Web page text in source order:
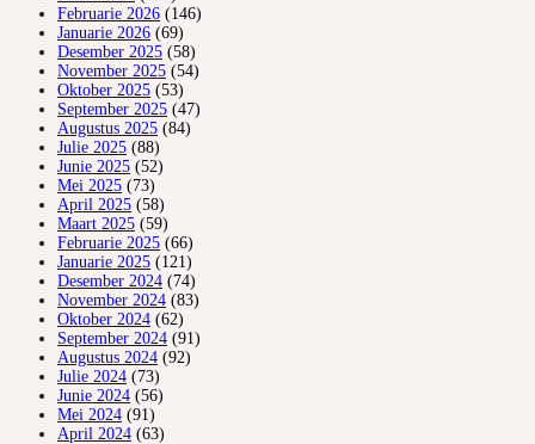
Februarie 2026 (146)
Januarie 2026 (69)
Desember 2025 (58)
November 2025 (54)
Oktober 2025 (53)
September 2025 (47)
Augustus 2025 (84)
Julie 2025 (88)
Junie 2025 (52)
Mei 2025 (73)
April 2025 (58)
Maart 2025 (59)
Februarie 2025 (66)
Januarie 2025 (121)
Desember 2024 (74)
November 2024 (83)
Oktober 2024 (62)
September 2024 (91)
Augustus 2024 (92)
Julie 2024 (73)
Junie 2024 (56)
Mei 2024 (91)
April 2024 (63)